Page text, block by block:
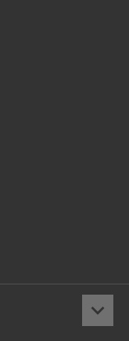
keyboard_arrow_down